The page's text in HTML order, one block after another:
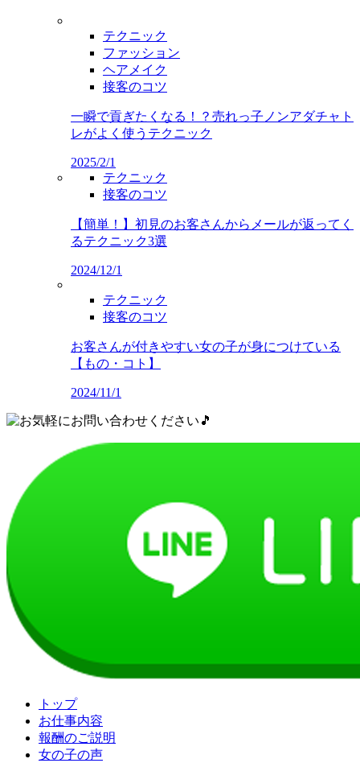
テクニック
ファッション
ヘアメイク
接客のコツ
一瞬で貢ぎたくなる！？売れっ子ノンアダチャト
レがよく使うテクニック
2025/2/1
テクニック
接客のコツ
【簡単！】初見のお客さんからメールが返ってく
るテクニック3選
2024/12/1
テクニック
接客のコツ
お客さんが付きやすい女の子が身につけている
【もの・コト】
2024/11/1
トップ
お仕事内容
報酬のご説明
女の子の声